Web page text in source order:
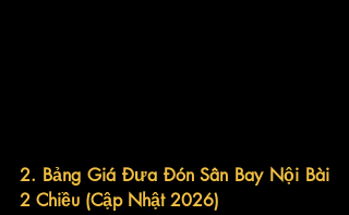
2. Bảng Giá Đưa Đón Sân Bay Nội Bài
2 Chiều (Cập Nhật 2026)